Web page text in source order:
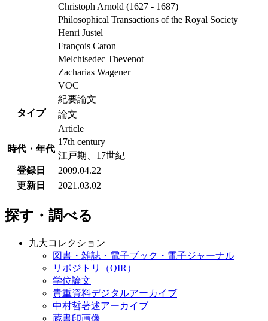
Christoph Arnold (1627 - 1687)
Philosophical Transactions of the Royal Society
Henri Justel
François Caron
Melchisedec Thevenot
Zacharias Wagener
VOC
タイプ
紀要論文
論文
Article
時代・年代
17th century
江戸期、17世紀
登録日
2009.04.22
更新日
2021.03.02
探す・調べる
九大コレクション
図書・雑誌・電子ブック・電子ジャーナル
リポジトリ（QIR）
学位論文
貴重資料デジタルアーカイブ
中村哲著述アーカイブ
蔵書印画像